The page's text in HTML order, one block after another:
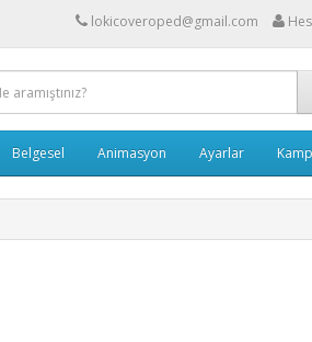
lokicoveroped@gmail.com
Belgesel Animasyon Ayarlar